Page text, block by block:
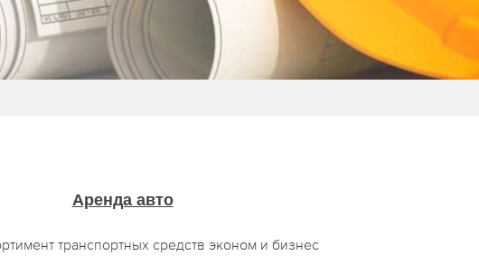
Аренда авто
транспортных средств эконом и бизнес